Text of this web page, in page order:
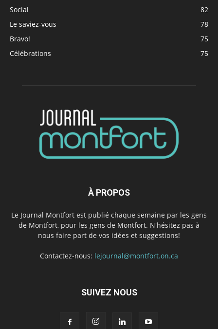
Social
82
Le saviez-vous
78
Bravo!
75
Célébrations
75
À PROPOS
Le Journal Montfort est publié chaque semaine par les gens
de Montfort, pour les gens de Montfort. N'hésitez pas à
nous faire part de vos idées et suggestions!
Contactez-nous: lejournal@montfort.on.ca
SUIVEZ NOUS